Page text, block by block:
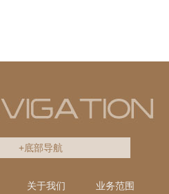
+底部导航
关于我们 业务范围